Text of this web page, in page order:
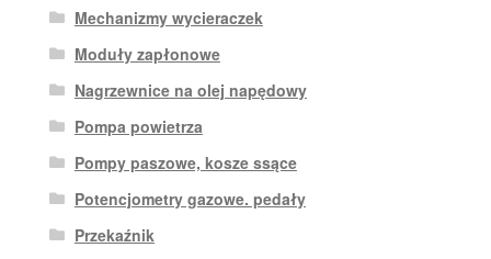
Mechanizmy wycieraczek
Moduły zapłonowe
Nagrzewnice na olej napędowy
Pompa powietrza
Pompy paszowe, kosze ssące
Potencjometry gazowe. pedały
Przekaźnik